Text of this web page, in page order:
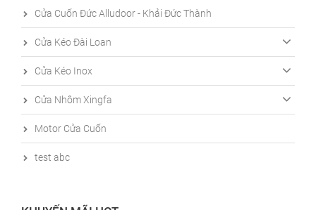
Cửa Cuốn Đức Alludoor - Khải Đức Thành
Cửa Kéo Đài Loan
Cửa Kéo Inox
Cửa Nhôm Xingfa
Motor Cửa Cuốn
test abc